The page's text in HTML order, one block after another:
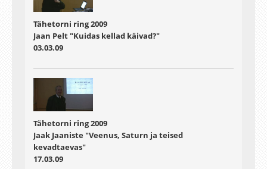
Tähetorni ring 2009
Jaan Pelt "Kuidas kellad käivad?"
03.03.09
Tähetorni ring 2009
Jaak Jaaniste "Veenus, Saturn ja teised
kevadtaevas"
17.03.09